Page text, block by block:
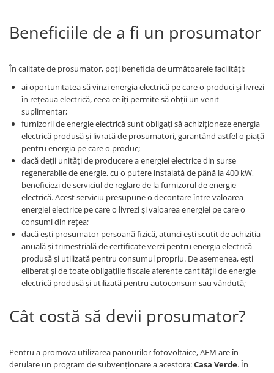
Beneficiile de a fi un prosumator
În calitate de prosumator, poți beneficia de următoarele facilități:
ai oportunitatea să vinzi energia electrică pe care o produci și livrezi
în rețeaua electrică, ceea ce îți permite să obții un venit
suplimentar;
furnizorii de energie electrică sunt obligați să achiziționeze energia
electrică produsă și livrată de prosumatori, garantând astfel o piață
pentru energia pe care o produc;
dacă deții unități de producere a energiei electrice din surse
regenerabile de energie, cu o putere instalată de până la 400 kW,
beneficiezi de serviciul de reglare de la furnizorul de energie
electrică. Acest serviciu presupune o decontare între valoarea
energiei electrice pe care o livrezi și valoarea energiei pe care o
consumi din rețea;
dacă ești prosumator persoană fizică, atunci ești scutit de achiziția
anuală și trimestrială de certificate verzi pentru energia electrică
produsă și utilizată pentru consumul propriu. De asemenea, ești
eliberat și de toate obligațiile fiscale aferente cantității de energie
electrică produsă și utilizată pentru autoconsum sau vândută;
Cât costă să devii prosumator?
Pentru a promova utilizarea panourilor fotovoltaice, AFM are în
derulare un program de subvenționare a acestora:Casa Verde. În